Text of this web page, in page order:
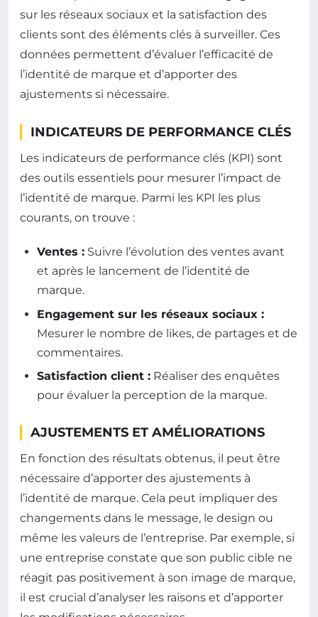
sur les réseaux sociaux et la satisfaction des
clients sont des éléments clés à surveiller. Ces
données permettent d’évaluer l’efficacité de
l’identité de marque et d’apporter des
ajustements si nécessaire.
INDICATEURS DE PERFORMANCE CLÉS
Les indicateurs de performance clés (KPI) sont
des outils essentiels pour mesurer l’impact de
l’identité de marque. Parmi les KPI les plus
courants, on trouve :
Ventes : Suivre l’évolution des ventes avant
et après le lancement de l’identité de
marque.
Engagement sur les réseaux sociaux :
Mesurer le nombre de likes, de partages et de
commentaires.
Satisfaction client : Réaliser des enquêtes
pour évaluer la perception de la marque.
AJUSTEMENTS ET AMÉLIORATIONS
En fonction des résultats obtenus, il peut être
nécessaire d’apporter des ajustements à
l’identité de marque. Cela peut impliquer des
changements dans le message, le design ou
même les valeurs de l’entreprise. Par exemple, si
une entreprise constate que son public cible ne
réagit pas positivement à son image de marque,
il est crucial d’analyser les raisons et d’apporter